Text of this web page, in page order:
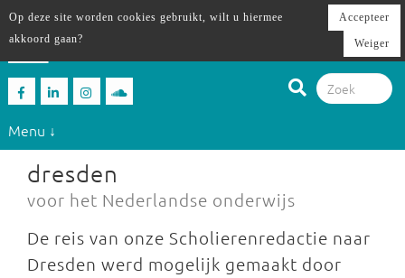
Menu ↓
dresden
voor het Nederlandse onderwijs
De reis van onze Scholierenredactie naar
Dresden werd mogelijk gemaakt door
Op deze site worden cookies gebruikt, wilt u hiermee
akkoord gaan?
Accepteer
Weiger